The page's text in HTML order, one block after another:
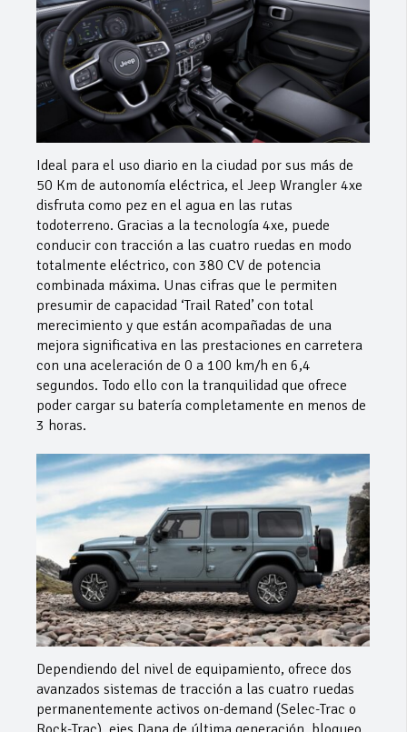
Ideal para el uso diario en la ciudad por sus más de
50 Km de autonomía eléctrica, el Jeep Wrangler 4xe
disfruta como pez en el agua en las rutas
todoterreno. Gracias a la tecnología 4xe, puede
conducir con tracción a las cuatro ruedas en modo
totalmente eléctrico, con 380 CV de potencia
combinada máxima. Unas cifras que le permiten
presumir de capacidad ‘Trail Rated’ con total
merecimiento y que están acompañadas de una
mejora significativa en las prestaciones en carretera
con una aceleración de 0 a 100 km/h en 6,4
segundos. Todo ello con la tranquilidad que ofrece
poder cargar su batería completamente en menos de
3 horas.
Dependiendo del nivel de equipamiento, ofrece dos
avanzados sistemas de tracción a las cuatro ruedas
permanentemente activos on-demand (Selec-Trac o